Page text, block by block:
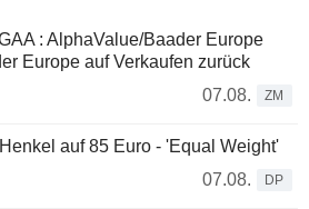
: AlphaValue/Baader Europe
Europe auf Verkaufen zurück
07.08.
ZM
auf 85 Euro - 'Equal Weight'
07.08.
DP